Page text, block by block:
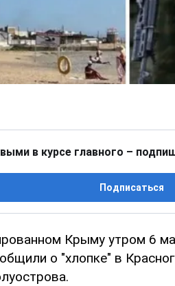
в курсе главного –
Подписаться
Крыму утром 6
о "хлопке" в